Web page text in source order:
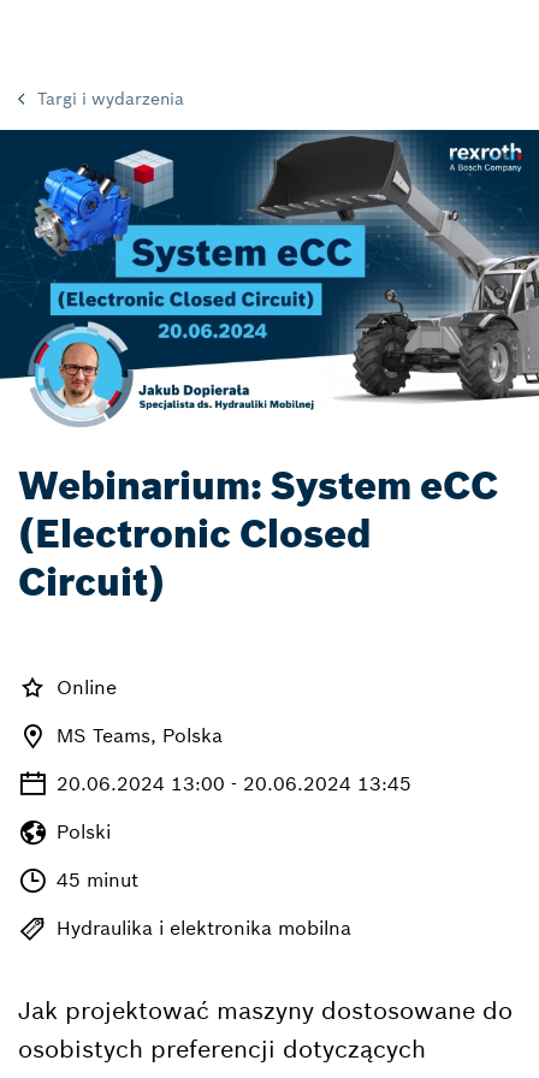
Targi i wydarzenia
Webinarium: System eCC
(Electronic Closed
Circuit)
Online
MS Teams, Polska
20.06.2024 13:00 - 20.06.2024 13:45
Polski
45 minut
Hydraulika i elektronika mobilna
Jak projektować maszyny dostosowane do
osobistych preferencji dotyczących